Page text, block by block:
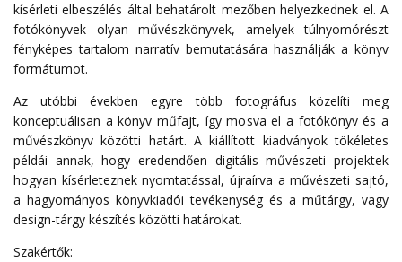
kísérleti elbeszélés által behatárolt mezőben helyezkednek el. A
fotókönyvek olyan művészkönyvek, amelyek túlnyomórészt
fényképes tartalom narratív bemutatására használják a könyv
formátumot.
Az utóbbi években egyre több fotográfus közelíti meg
konceptuálisan a könyv műfajt, így mosva el a fotókönyv és a
művészkönyv közötti határt. A kiállított kiadványok tökéletes
példái annak, hogy eredendően digitális művészeti projektek
hogyan kísérleteznek nyomtatással, újraírva a művészeti sajtó,
a hagyományos könyvkiadói tevékenység és a műtárgy, vagy
design-tárgy készítés közötti határokat.
Szakértők: